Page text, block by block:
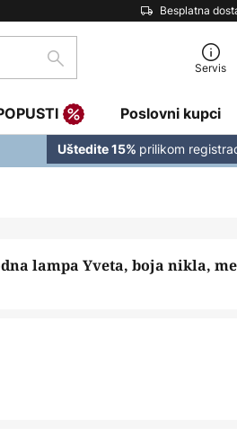
Besplatna
traži Servis
Poslovni kupci
Uštedite 15% prilikom
lampa Yveta, boja nikla,